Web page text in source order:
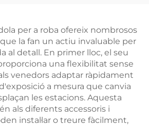
per a roba ofereix nombrosos
la fan un actiu invaluable per
al detall. En primer lloc, el seu
una flexibilitat sense
venedors adaptar ràpidament
a mesura que canvia
les estacions. Aquesta
als diferents accessoris i
instal·lar o treure fàcilment,